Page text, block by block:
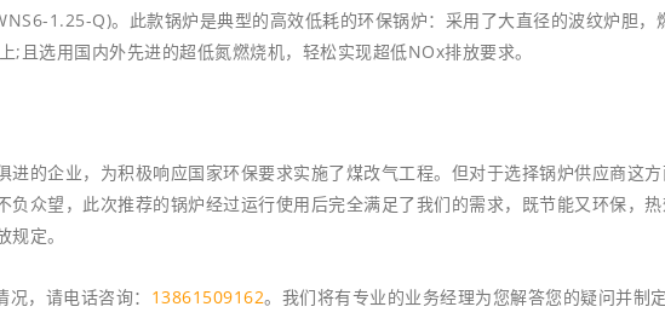
1.25-Q)。此款锅炉是典型的高效低耗的环保锅炉：采用了大直径的波纹炉胆，
且选用国内外先进的超低氮燃烧机，轻松实现超低NOx排放要求。
企业，为积极响应国家环保要求实施了煤改气工程。但对于选择锅炉供应商这
众望，此次推荐的锅炉经过运行使用后完全满足了我们的需求，既节能又环保，
定。
，请电话咨询： 13861509162。我们将有专业的业务经理为您解答您的疑问并制